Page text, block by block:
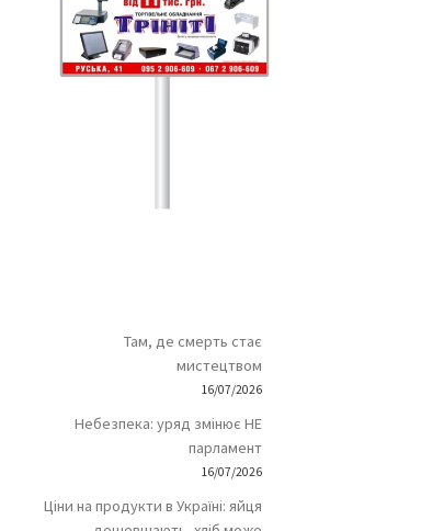
Там, де смерть стає
мистецтвом
16/07/2026
Небезпека: уряд змінює НЕ
парламент
16/07/2026
Ціни на продукти в Україні: яйця